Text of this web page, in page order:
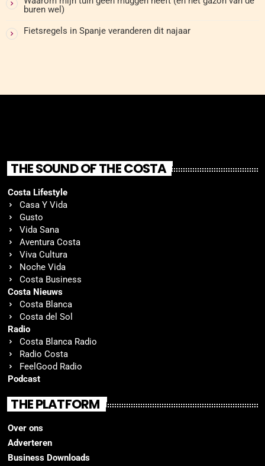
buren wel)
Fietsregels in Spanje veranderen dit najaar
THE SOUND OF THE COSTA
Costa Lifestyle
Casa Y Vida
Gusto
Vida Sana
Aventura Costa
Viva Cultura
Noche Vida
Costa Business
Costa Nieuws
Costa Blanca
Costa del Sol
Radio
Costa Blanca Radio
Radio Costa
FeelGood Radio
Podcast
THE PLATFORM
Over ons
Adverteren
Business Downloads